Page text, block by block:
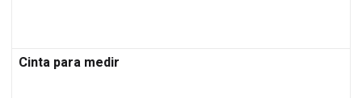
Cinta para medir